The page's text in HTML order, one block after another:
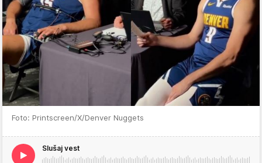
Foto: Printscreen/X/Denver Nuggets
Slušaj vest